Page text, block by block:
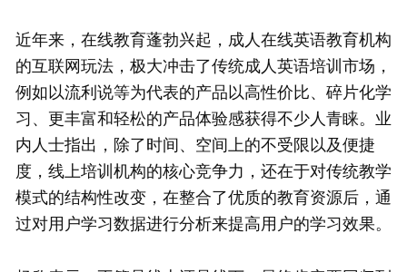
近年来，在线教育蓬勃兴起，成人在线英语教育机构
的互联网玩法，极大冲击了传统成人英语培训市场，
例如以流利说等为代表的产品以高性价比、碎片化学
习、更丰富和轻松的产品体验感获得不少人青睐。业
内人士指出，除了时间、空间上的不受限以及便捷
度，线上培训机构的核心竞争力，还在于对传统教学
模式的结构性改变，在整合了优质的教育资源后，通
过对用户学习数据进行分析来提高用户的学习效果。